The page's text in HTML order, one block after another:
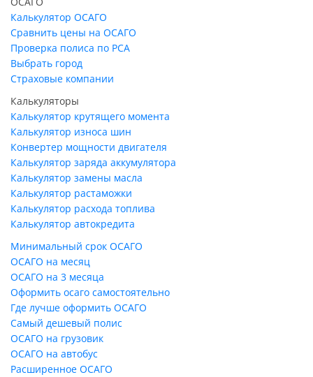
Калькулятор ОСАГО
Сравнить цены на ОСАГО
Проверка полиса по РСА
Выбрать город
Страховые компании
Калькуляторы
Калькулятор крутящего момента
Калькулятор износа шин
Конвертер мощности двигателя
Калькулятор заряда аккумулятора
Калькулятор замены масла
Калькулятор растаможки
Калькулятор расхода топлива
Калькулятор автокредита
Минимальный срок ОСАГО
ОСАГО на месяц
ОСАГО на 3 месяца
Оформить осаго самостоятельно
Где лучше оформить ОСАГО
Самый дешевый полис
ОСАГО на грузовик
ОСАГО на автобус
Расширенное ОСАГО